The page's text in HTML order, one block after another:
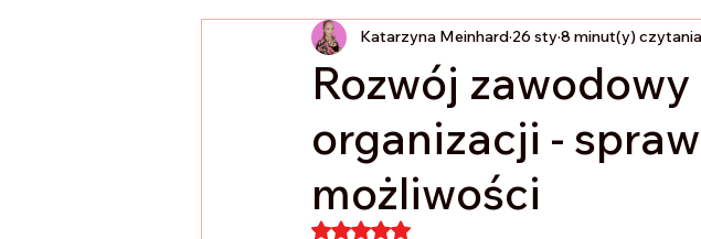
Planowanie i organizacja Biblioteczka
Rozwój
organizacji -
możliwości
Katarzyna Meinhard 26 sty8 minut(y) czytania
Oceniono na NaN z 5 gwiazdek.